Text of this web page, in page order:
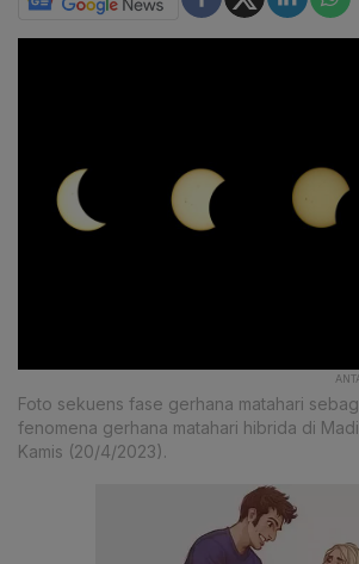
Foto sekuens fase gerhana matahari
fenomena gerhana matahari hibrida di
Kamis (20/4/2023).